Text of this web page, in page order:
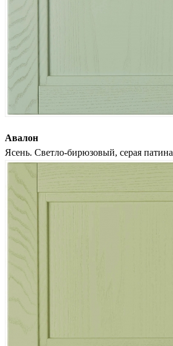
Авалон
Ясень. Светло-бирюзовый, серая патина